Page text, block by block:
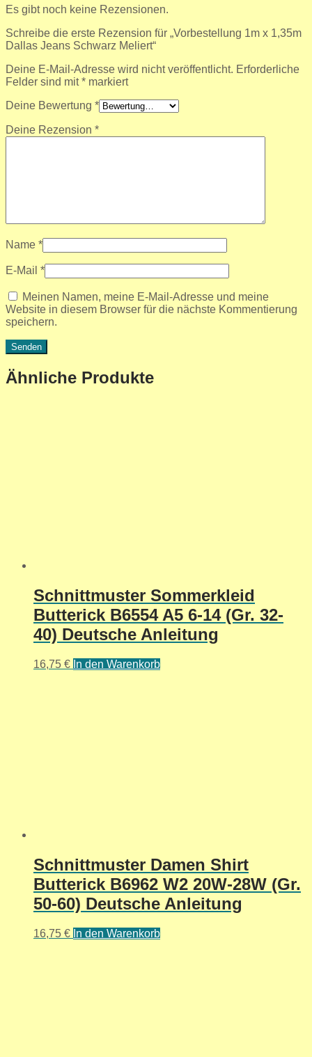
Es gibt noch keine Rezensionen.
Schreibe die erste Rezension für „Vorbestellung 1m x 1,35m
Dallas Jeans Schwarz Meliert“
Deine E-Mail-Adresse wird nicht veröffentlicht. Erforderliche
Felder sind mit* markiert
Deine Bewertung *
Deine Rezension *
Name *
E-Mail *
Meinen Namen, meine E-Mail-Adresse und meine
Website in diesem Browser für die nächste Kommentierung
speichern.
Ähnliche Produkte
Schnittmuster Sommerkleid
Butterick B6554 A5 6-14 (Gr. 32-
40) Deutsche Anleitung
16,75 € In den Warenkorb
Schnittmuster Damen Shirt
Butterick B6962 W2 20W-28W (Gr.
50-60) Deutsche Anleitung
16,75 € In den Warenkorb